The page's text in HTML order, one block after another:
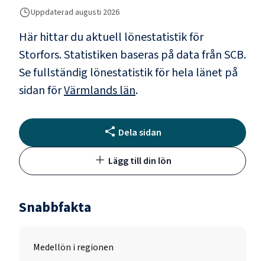
Uppdaterad augusti 2026
Här hittar du aktuell lönestatistik för
Storfors. Statistiken baseras på data från SCB.
Se fullständig lönestatistik för hela länet på
sidan förVärmlands län.
Dela sidan
Lägg till din lön
Snabbfakta
Medellön i regionen